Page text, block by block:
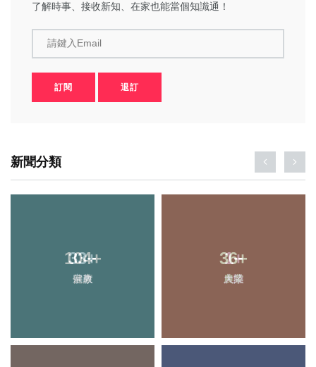
了解時事、接收新知、在家也能當個知識通！
請鍵入Email
訂閱 退訂
新聞分類
104+
健康
36+
農業
33+
宗教
1+
大陸